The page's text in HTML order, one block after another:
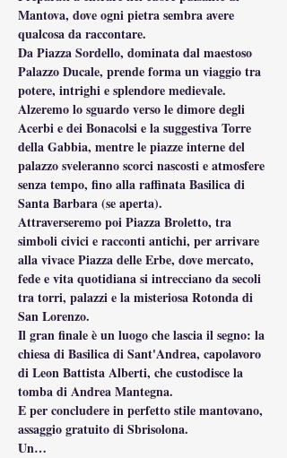
Mantova, dove ogni pietra sembra avere
qualcosa da raccontare.
Da Piazza Sordello, dominata dal maestoso
Palazzo Ducale, prende forma un viaggio tra
potere, intrighi e splendore medievale.
Alzeremo lo sguardo verso le dimore degli
Acerbi e dei Bonacolsi e la suggestiva Torre
della Gabbia, mentre le piazze interne del
palazzo sveleranno scorci nascosti e atmosfere
senza tempo, fino alla raffinata Basilica di
Santa Barbara (se aperta).
Attraverseremo poi Piazza Broletto, tra
simboli civici e racconti antichi, per arrivare
alla vivace Piazza delle Erbe, dove mercato,
fede e vita quotidiana si intrecciano da secoli
tra torri, palazzi e la misteriosa Rotonda di
San Lorenzo.
Il gran finale è un luogo che lascia il segno: la
chiesa di Basilica di Sant'Andrea, capolavoro
di Leon Battista Alberti, che custodisce la
tomba di Andrea Mantegna.
E per concludere in perfetto stile mantovano,
assaggio gratuito di Sbrisolona.
Un…